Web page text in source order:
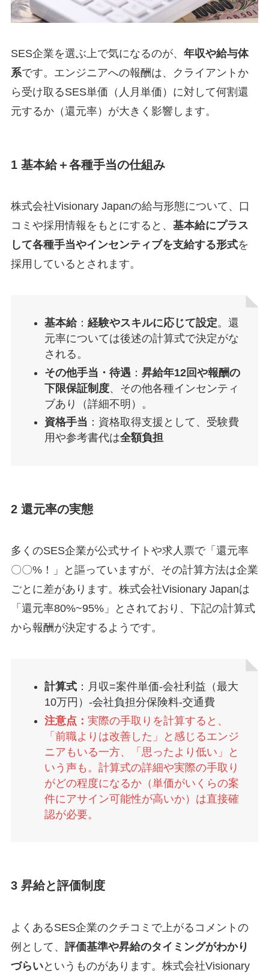
SES企業を選ぶ上で気になるのが、 年収や給与体
系です。エンジニアへの報酬は、クライアントか
ら受け取るSES単価（人月単価）に対して何割還
元するか（還元率）が大きく影響します。
1 基本給＋各種手当の仕組み
株式会社Visionary Japanの給与形態について、口
コミや採用情報をもとにすると、 基本給にプラス
して各種手当やインセンティブを支給する形式を
採用しているとされます。
基本給： 経験やスキルに応じて設定。還
元率については後述の計算式で決定がな
される。
その他手当・待遇 ： 昇給年12回や報酬の
下限保証制度、その他各種インセンティ
ブあり（詳細不明）。
資格手当 ：資格取得支援として、受験費
用や参考書代は全額負担
2 還元率の実態
多くのSES企業が公式サイトや求人票で「還元率
〇〇%！」と謳っていますが、その計算方法は企業
ごとに差があります。株式会社Visionary Japanは
「還元率80%~95%」とされており、下記の計算式
から報酬が決定するようです。
計算式：月収=案件単価-会社利益（最大
10万円）-会社負担分保険料-交通費
注意点： 実際の手取りを計算すると、
「前職よりは改善した」と感じるエンジ
ニアもいる一方、「思ったより低い」と
いう声も。計算式の詳細や実際の手取り
がどの程度になるか（単価がいくらの案
件にアサイン可能性が高いか）は直接確
認が必要。
3 昇給と評価制度
よくあるSES企業のクチコミで上がるコメントの
例として、 評価基準や昇給のタイミングがわかり
づらいというものがあります。株式会社Visionary